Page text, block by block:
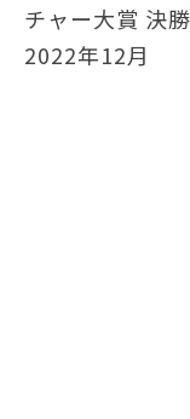
チャー大賞 決
2022年12⽉